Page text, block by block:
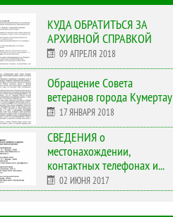
КУДА ОБРАТИТЬСЯ ЗА
АРХИВНОЙ СПРАВКОЙ
09 АПРЕЛЯ 2018
Обращение Совета
ветеранов города Кумертау
17 ЯНВАРЯ 2018
СВЕДЕНИЯ о
местонахождении,
контактных телефонах и...
02 ИЮНЯ 2017